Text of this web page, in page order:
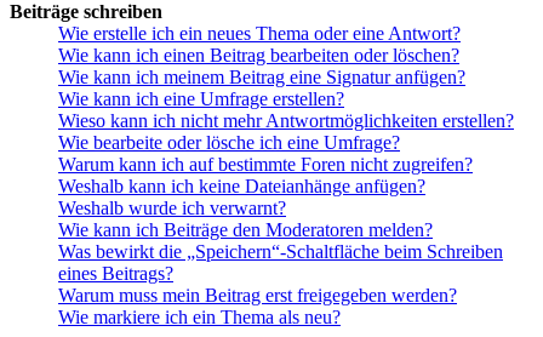
Beiträge schreiben
Wie erstelle ich ein neues Thema oder eine Antwort?
Wie kann ich einen Beitrag bearbeiten oder löschen?
Wie kann ich meinem Beitrag eine Signatur anfügen?
Wie kann ich eine Umfrage erstellen?
Wieso kann ich nicht mehr Antwortmöglichkeiten erstellen?
Wie bearbeite oder lösche ich eine Umfrage?
Warum kann ich auf bestimmte Foren nicht zugreifen?
Weshalb kann ich keine Dateianhänge anfügen?
Weshalb wurde ich verwarnt?
Wie kann ich Beiträge den Moderatoren melden?
Was bewirkt die „Speichern“-Schaltfläche beim Schreiben
eines Beitrags?
Warum muss mein Beitrag erst freigegeben werden?
Wie markiere ich ein Thema als neu?